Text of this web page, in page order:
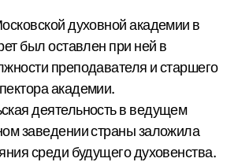
духовной академии в
был оставлен при ней в
преподавателя и старшего
академии.
деятельность в ведущем
заведении страны заложила
среди будущего духовенства.